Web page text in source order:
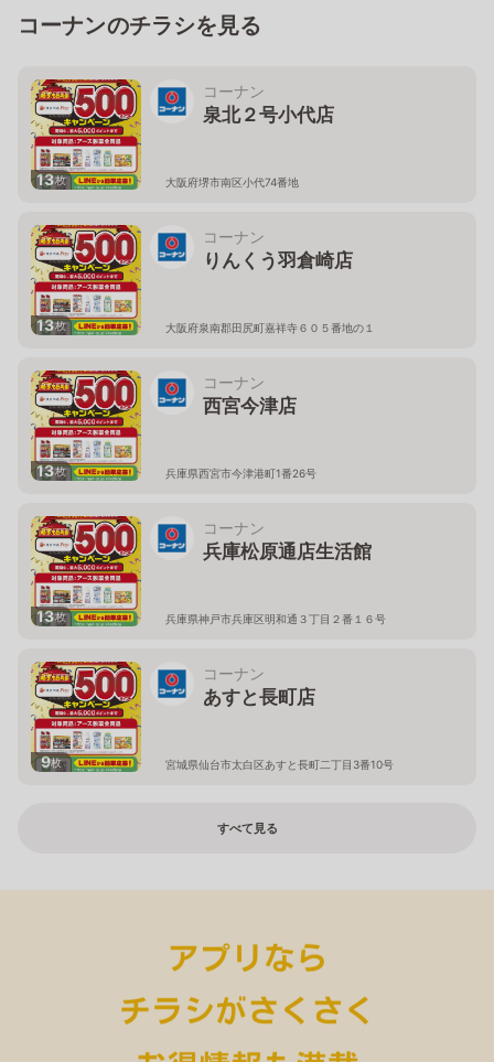
コーナンのチラシを見る
13枚
コーナン
泉北２号小代店
大阪府堺市南区小代74番地
13枚
コーナン
りんくう羽倉崎店
大阪府泉南郡田尻町嘉祥寺６０５番地の１
13枚
コーナン
西宮今津店
兵庫県西宮市今津港町1番26号
13枚
コーナン
兵庫松原通店生活館
兵庫県神戸市兵庫区明和通３丁目２番１６号
9枚
コーナン
あすと長町店
宮城県仙台市太白区あすと長町二丁目3番10号
すべて見る